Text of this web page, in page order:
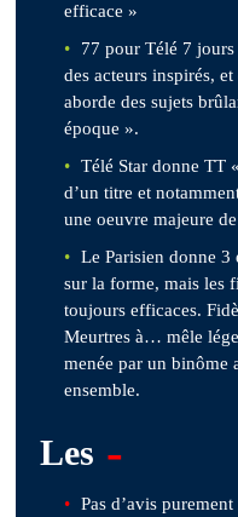
efficace »
77 pour Télé 7
des acteurs inspirés,
aborde des sujets
époque ».
Télé Star donne TT
d’un titre et
une oeuvre majeure
Le Parisien donne 3
sur la forme, mais les
toujours efficaces.
Meurtres à… mêle
menée par un binôme
ensemble.
Les -
Pas d’avis